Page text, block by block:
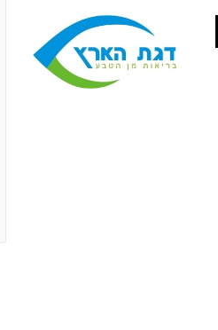
חפץ ובקבועי זמן קצרים.
מימד פרסומי ומכיר את רזי הפעלתו. על אף
לצוות שלי ולי את התחושה, שרק אנו
שגורות בפיך. המאגר האנרגטי שלך בלתי